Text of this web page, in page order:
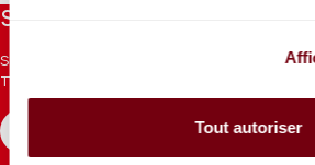
Tout autoriser
Stay informed
Sign up for the newsletter to receive
Theatre.